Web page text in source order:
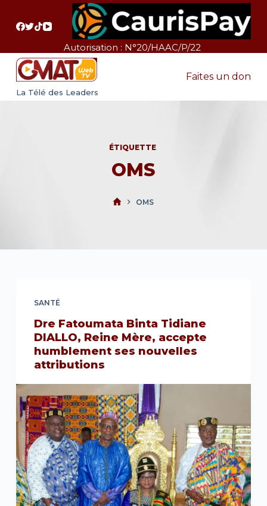
a
Autorisation : N°20/HAAC/P/22
La Télé des Leaders
Faites un don
ÉTIQUETTE
OMS
OMS
SANTÉ
Dre Fatoumata Binta Tidiane
DIALLO, Reine Mère, accepte
humblement ses nouvelles
attributions